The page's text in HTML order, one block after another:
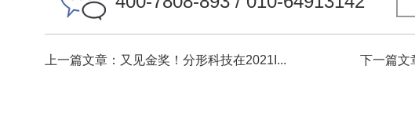
上一篇文章：又见金奖！分形科技在2021I... 下一篇文